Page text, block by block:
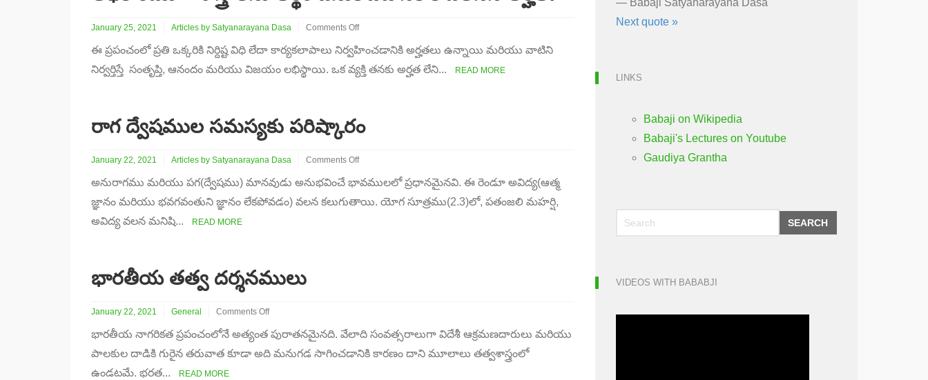
January 25, 2021 Articles by Satyanarayana Dasa
Comments Off
అధికారము
శాస్త్రాలను
అర్హత:
ఈ ప్రపంచంలో ప్రతి ఒక్కరికి నిర్దిష్ట విధి లేదా కార్యకలాపాలు నిర్వహించడానికి అర్హతలు ఉన్నాయి మరియు వాటిని
నిర్వర్తిస్తే సంతృప్తి, ఆనందం మరియు విజయం లభిస్థాయి. ఒక వ్యక్తి తనకు అర్హత లేని...
READ MORE
రాగ ద్వేషముల సమస్యకు పరిష్కారం
January 22, 2021 Articles by Satyanarayana Dasa
Comments Off
రాగ
ద్వేషముల
అనురాగము మరియు పగ(ద్వేషము) మానవుడు అనుభవించే భావములలో ప్రధానమైనవి. ఈ రెండూ అవిద్య(ఆత్మ
జ్ఞానం మరియు భవగవంతుని జ్ఞానం లేకపోవడం) వలన కలుగుతాయి. యోగ సూత్రము(2.3)లో, పతంజలి మహర్షి,
అవిద్య వలన మనిషి...
READ MORE
భారతీయ తత్వ దర్శనములు
January 22, 2021 General
Comments Off
భారతీయ
తత్వ
భారతీయ నాగరికత ప్రపంచంలోనే అత్యంత పురాతనమైనది. వేలాది సంవత్సరాలుగా విదేశీ ఆక్రమణదారులు మరియు
పాలకుల దాడికి గురైన తరువాత కూడా అది మనుగడ సాగించడానికి కారణం దాని మూలాలు తత్వశాస్త్రంలో
ఉండటమే. భరత...
READ MORE
Next quote »
LINKS
Babaji on Wikipedia
Babaji's Lectures on Youtube
Gaudiya Grantha
SEARCH
VIDEOS WITH BABABJI